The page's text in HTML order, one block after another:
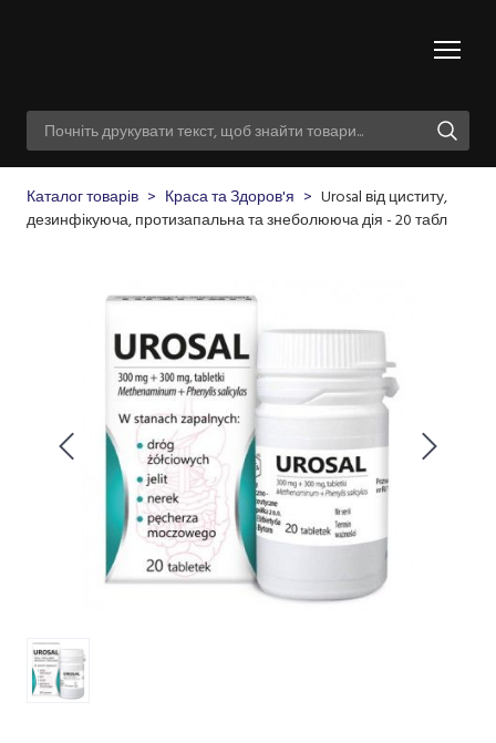
Каталог товарів Краса та Здоров'я
Urosal від циститу,
дезинфікуюча, протизапальна та знеболююча дія - 20 табл